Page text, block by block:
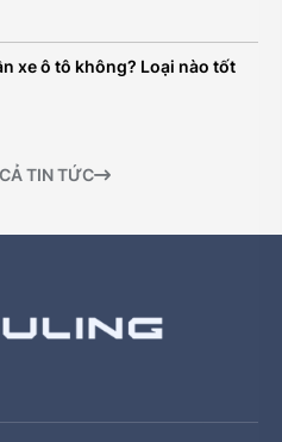
xe ô tô không? Loại nào tốt
TIN TỨC